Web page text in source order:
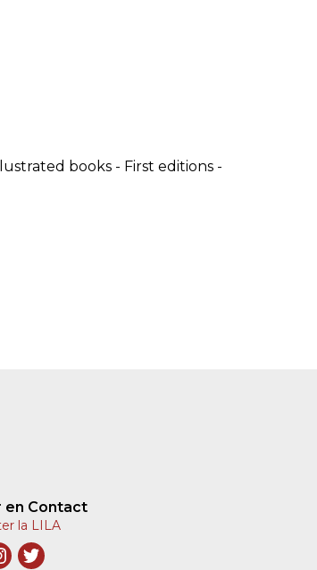
books - First editions -
en Contact
la LILA